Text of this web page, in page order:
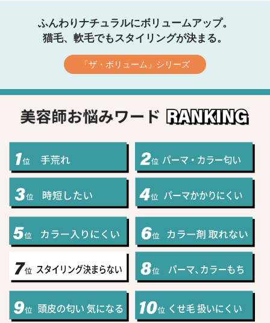
ふんわりナチュラルにボリュームアップ。
猫毛、軟毛でもスタイリングが決まる。
「ザ・ボリューム」シリーズ